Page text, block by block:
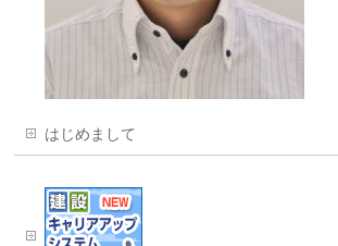
はじめまして